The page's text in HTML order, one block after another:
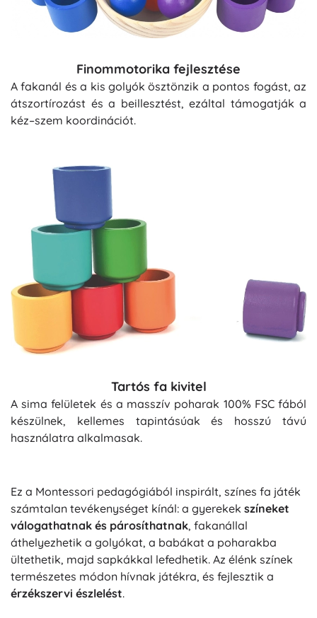
Finommotorika fejlesztése
A fakanál és a kis golyók ösztönzik a pontos fogást, az
átszortírozást és a beillesztést, ezáltal támogatják a
kéz–szem koordinációt.
Tartós fa kivitel
A sima felületek és a masszív poharak 100% FSC fából
készülnek, kellemes tapintásúak és hosszú távú
használatra alkalmasak.
Ez a Montessori pedagógiából inspirált, színes fa játék
számtalan tevékenységet kínál: a gyerekek színeket
válogathatnak és párosíthatnak, fakanállal
áthelyezhetik a golyókat, a babákat a poharakba
ültethetik, majd sapkákkal lefedhetik. Az élénk színek
természetes módon hívnak játékra, és fejlesztik a
érzékszervi észlelést.